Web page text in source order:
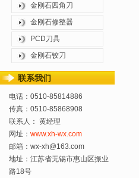
金刚石四角刀
金刚石修整器
PCD刀具
金刚石铰刀
联系我们
电话：0510-85814886
传真：0510-85868908
联系人： 黄经理
网址： www.xh-wx.com
邮箱：wx-xh@163.com
地址：江苏省无锡市惠山区振业
路18号